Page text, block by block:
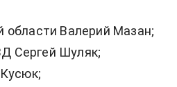
области Валерий Мазан;
Сергей Шуляк;